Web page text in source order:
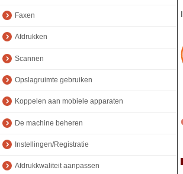
Faxen
Afdrukken
Scannen
Opslagruimte gebruiken
Koppelen aan mobiele apparaten
De machine beheren
Instellingen/Registratie
Afdrukkwaliteit aanpassen